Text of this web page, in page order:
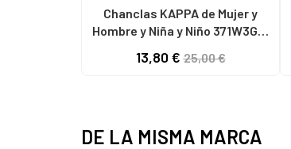
Chanclas KAPPA de Mujer y
Hombre y Niña y Niño 371W3GW
WHITE
13,80 €25,00 €
DE LA MISMA MARCA